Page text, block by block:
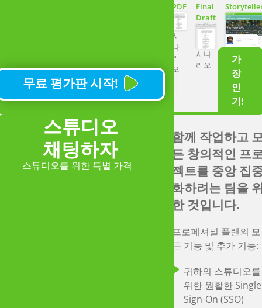
무료 평가판 시작!
PDF
시
나
리
오
Final
Draft
시나
리오
이야기
가
장
인
기!
스튜디오
채팅하자
스튜디오를 위한 특별 가격
함께 작업하고
든 창의적인 프
젝트를 중앙 집
화하려는 팀을
한 것입니다.
프로페셔널 플랜의 모
든 기능 및 추가 기능:
귀하의 스튜디오를
위한 원활한 Single
Sign-On (SSO)
형 대화형 접근 방식
찾는 교육자에게 이상
적입니다.
과제 관리를 위한
앙 집중식 관리자
교사 대시보드
실시간으로 학생
필요한 학생 수에
해서만 비용을 지
하십시오.
PDF
시나
리오
Final
시나